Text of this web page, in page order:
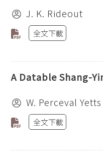
J. K. Rideout
全文下載
A Datable Shang-
W. Perceval Yetts
全文下載